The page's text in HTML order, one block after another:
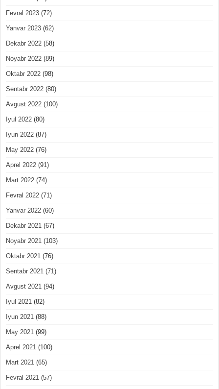
Fevral 2023 (72)
Yanvar 2023 (62)
Dekabr 2022 (58)
Noyabr 2022 (89)
Oktabr 2022 (98)
Sentabr 2022 (80)
Avgust 2022 (100)
Iyul 2022 (80)
Iyun 2022 (87)
May 2022 (76)
Aprel 2022 (91)
Mart 2022 (74)
Fevral 2022 (71)
Yanvar 2022 (60)
Dekabr 2021 (67)
Noyabr 2021 (103)
Oktabr 2021 (76)
Sentabr 2021 (71)
Avgust 2021 (94)
Iyul 2021 (82)
Iyun 2021 (88)
May 2021 (99)
Aprel 2021 (100)
Mart 2021 (65)
Fevral 2021 (57)